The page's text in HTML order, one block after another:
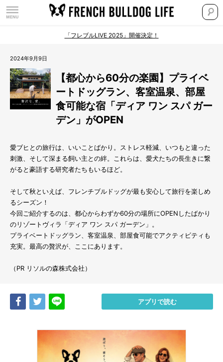
「フレブルLIVE 2025」開催決定！
2024年9月9日
【都心から60分の楽園】プライベ
ートドッグラン、客室温泉、部屋
食可能な宿「ディア ワン スパ ガー
デン」がOPEN
愛ブヒとの旅行は、いいことばかり。ストレス軽減、いつもと違った
刺激、そして深まる飼い主との絆。これらは、愛犬たちの長生きに繋
がると豪語する研究者たちもいるほど。
そして秋といえば、フレンチブルドッグが最も安心して旅行を楽しめ
るシーズン！
今回ご紹介するのは、都心からわずか60分の場所にOPENしたばかり
のリゾートヴィラ「ディア ワン スパ ガーデン」。
プライベートドッグラン、客室温泉、部屋食可能でアクティビティも
充実。最高の贅沢が、ここにあります。
（PR リソルの森株式会社）
Share Tweet アプリで読む